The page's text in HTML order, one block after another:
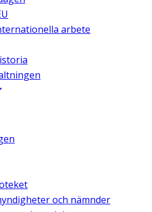
arbete
och nämnder